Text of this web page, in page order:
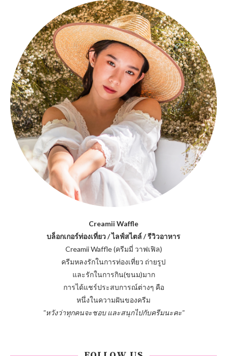
Creamii Waffle
บล็อกเกอร์ท่องเที่ยว / ไลฟ์สไตล์ / รีวิวอาหาร
Creamii Waffle (ครีมมี่ วาฟเฟิล)
ครีมหลงรักในการท่องเที่ยว ถ่ายรูป
และรักในการกิน(ขนม)มาก
การได้แชร์ประสบการณ์ต่างๆ คือ
หนึ่งในความฝันของครีม
"หวังว่าทุกคนจะชอบ และสนุกไปกับครีมนะคะ"